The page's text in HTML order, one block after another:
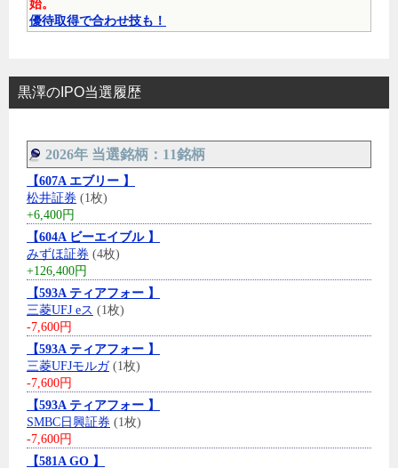
始。
優待取得で合わせ技も！
黒澤のIPO当選履歴
2026年 当選銘柄：11銘柄
【607A エブリー 】
松井証券 (1枚)
+6,400円
【604A ビーエイブル 】
みずほ証券 (4枚)
+126,400円
【593A ティアフォー 】
三菱UFJ eス (1枚)
-7,600円
【593A ティアフォー 】
三菱UFJモルガ(1枚)
-7,600円
【593A ティアフォー 】
SMBC日興証券 (1枚)
-7,600円
【581A GO 】